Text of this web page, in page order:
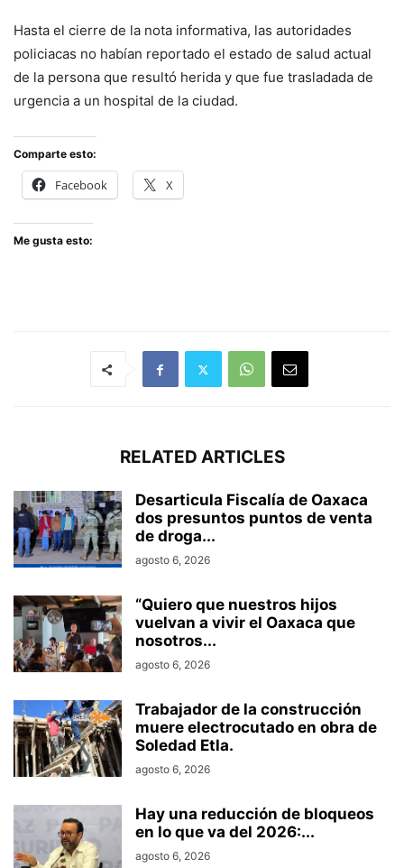
Hasta el cierre de la nota informativa, las autoridades
policiacas no habían reportado el estado de salud actual
de la persona que resultó herida y que fue trasladada de
urgencia a un hospital de la ciudad.
Comparte esto:
Facebook X
Me gusta esto:
RELATED ARTICLES
Desarticula Fiscalía de Oaxaca
dos presuntos puntos de venta
de droga...
agosto 6, 2026
“Quiero que nuestros hijos
vuelvan a vivir el Oaxaca que
nosotros...
agosto 6, 2026
Trabajador de la construcción
muere electrocutado en obra de
Soledad Etla.
agosto 6, 2026
Hay una reducción de bloqueos
en lo que va del 2026:...
agosto 6, 2026